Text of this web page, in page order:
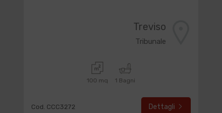
Treviso
Tribunale
100 mq 1 Bagni
Cod. CCC3272 Dettagli